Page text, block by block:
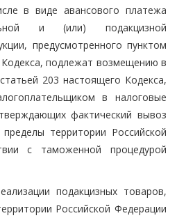
в виде авансового платежа
и (или) подакцизной
предусмотренного пунктом
подлежат возмещению в
203 настоящего Кодекса,
в налоговые
фактический вывоз
территории Российской
с таможенной процедурой
подакцизных товаров,
Российской Федерации